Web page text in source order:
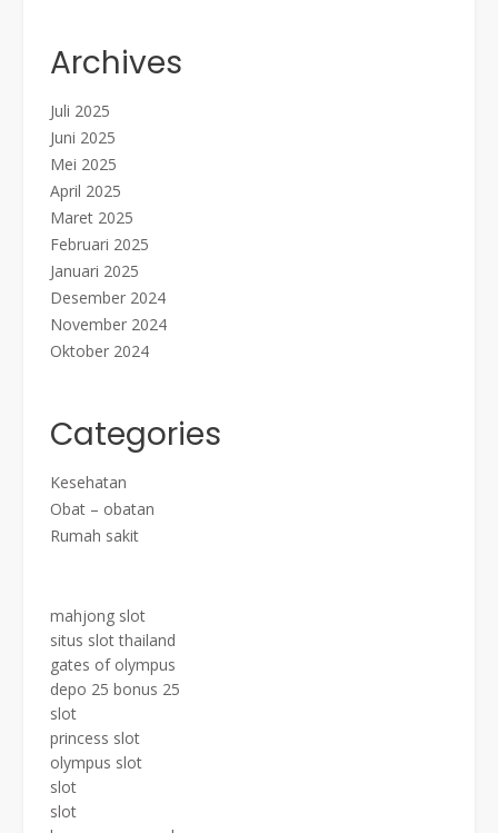
Archives
Juli 2025
Juni 2025
Mei 2025
April 2025
Maret 2025
Februari 2025
Januari 2025
Desember 2024
November 2024
Oktober 2024
Categories
Kesehatan
Obat – obatan
Rumah sakit
mahjong slot
situs slot thailand
gates of olympus
depo 25 bonus 25
slot
princess slot
olympus slot
slot
slot